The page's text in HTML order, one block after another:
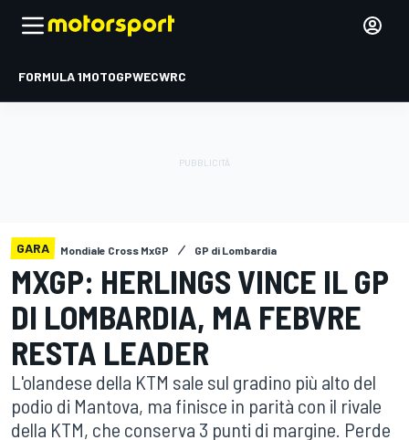
FORMULA 1MOTOGPWECWRC
GARA Mondiale Cross MxGP GP di Lombardia
MXGP: HERLINGS VINCE IL GP
DI LOMBARDIA, MA FEBVRE
RESTA LEADER
L'olandese della KTM sale sul gradino più alto del
podio di Mantova, ma finisce in parità con il rivale
della KTM, che conserva 3 punti di margine. Perde